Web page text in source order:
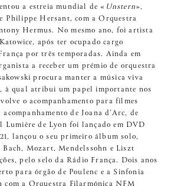
a estreia mundial de « Unstern»,
Philippe Hersant, com a Orquestra
Hermus. No mesmo ano, foi artista
após ter ocupado cargo
por três temporadas. Ainda em
a receber um prémio de orquestra
procura manter a música viva
à qual atribui um papel importante nos
o acompanhamento para filmes
acompanhamento de Joana d’Arc, de
Lumière de Lyon foi lançado em DVD
lançou o seu primeiro álbum solo,
Bach, Mozart, Mendelssohn e Liszt
pelo selo da Rádio França. Dois anos
para órgão de Poulenc e a Sinfonia